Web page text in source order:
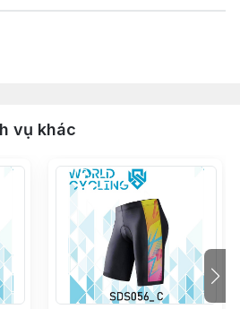
vụ khác